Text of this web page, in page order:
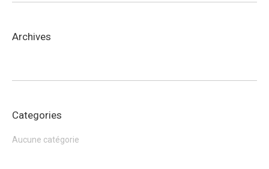
Archives
Categories
Aucune catégorie